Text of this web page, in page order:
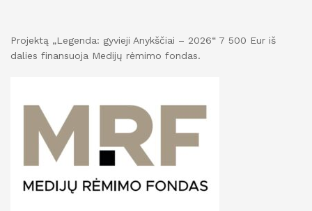
Projektą „Legenda: gyvieji Anykščiai – 2026“ 7 500 Eur iš
dalies finansuoja Medijų rėmimo fondas.